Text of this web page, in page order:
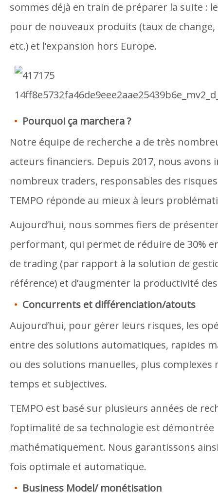
sommes déjà en train de préparer la suite :
pour de nouveaux produits (taux de
etc.) et l’expansion hors Europe.
Pourquoi ça marchera ?
Notre équipe de recherche a de très
acteurs financiers. Depuis 2017, nous avons
nombreux traders, responsables des
TEMPO réponde au mieux à leurs
Aujourd’hui, nous sommes fiers de
performant, qui permet de réduire de 30%
de trading (par rapport à la solution de
référence) et d’augmenter la productivité
Concurrents et différenciation/atouts
Aujourd’hui, pour gérer leurs risques, les
entre des solutions automatiques, rapides
ou des solutions manuelles, plus complexes
temps et subjectives.
TEMPO est basé sur plusieurs années de
l’optimalité de sa technologie est démontrée
mathématiquement. Nous garantissons
fois optimale et automatique.
Business Model/ monétisation